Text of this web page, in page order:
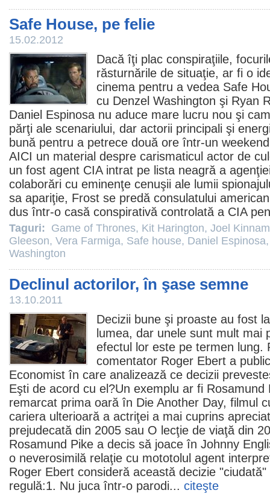
Safe House, pe felie
15.02.2012
Dacă îţi plac conspiraţiile,
răsturnările de situaţie, ar fi o
cinema pentru a vedea Safe
cu Denzel Washington şi Ryan
Daniel Espinosa nu aduce mare lucru nou şi
părţi ale scenariului, dar actorii principali şi
bună pentru a petrece două ore într-un
AICI un material despre carismaticul actor de
un fost agent CIA intrat pe lista neagră a
colaborări cu eminenţe cenuşii ale lumii
sa apariţie, Frost se predă consulatului
dus într-o casă conspirativă controlată a CIA
Taguri: Game of Thrones, Kit Harington, Joel
Gleeson, Vera Farmiga, Safe house, Daniel Espinosa
Washington
Declinul actorilor, în şase semne
13.10.2011
Decizii bune şi proaste au fost
lumea, dar unele sunt mult mai
efectul lor este pe termen lung.
comentator Roger Ebert a
Economist în care analizează ce decizii
Eşti de acord cu el?Un exemplu ar fi Rosamund
remarcat prima oară în Die Another Day, filmul
cariera ulterioară a actriţei a mai cuprins
prejudecată din 2005 sau O lecţie de viaţă din
Rosamund Pike a decis să joace în Johnny
o neverosimilă relaţie cu mototolul agent
Roger Ebert consideră această decizie
regulă:1. Nu juca într-o parodi... citeşte